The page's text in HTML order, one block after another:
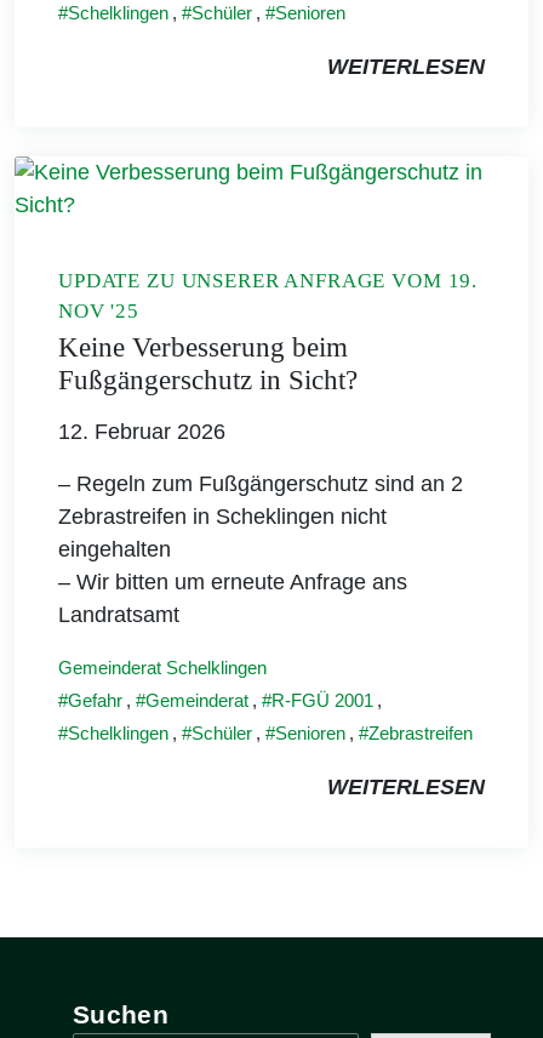
Schelklingen , Schüler , Senioren
WEITERLESEN
UPDATE ZU UNSERER ANFRAGE VOM 19.
NOV '25
Keine Verbesserung beim
Fußgängerschutz in Sicht?
12. Februar 2026
– Regeln zum Fußgängerschutz sind an 2
Zebrastreifen in Scheklingen nicht
eingehalten
– Wir bitten um erneute Anfrage ans
Landratsamt
Gemeinderat Schelklingen
Gefahr , Gemeinderat , R-FGÜ 2001 ,
Schelklingen , Schüler , Senioren , Zebrastreifen
WEITERLESEN
Suchen